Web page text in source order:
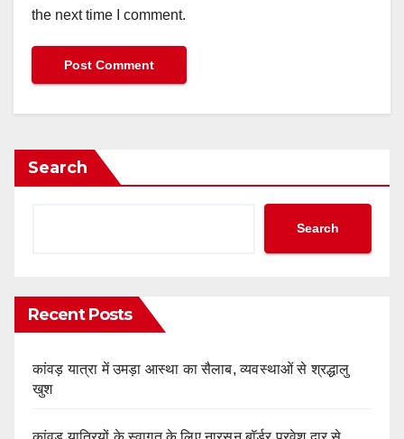
the next time I comment.
Search
Search
Recent Posts
कांवड़ यात्रा में उमड़ा आस्था का सैलाब, व्यवस्थाओं से श्रद्धालु
खुश